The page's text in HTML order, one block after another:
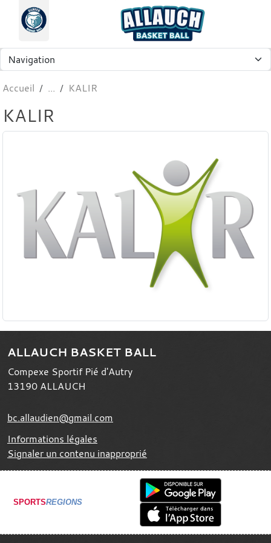
Accueil KALIR
KALIR
ALLAUCH BASKET BALL
Compexe Sportif Pié d'Autry
13190 ALLAUCH
bc.allaudien@gmail.com
Informations légales
Signaler un contenu inapproprié
SPORTSREGIONS
Panneau de gestion des cookies